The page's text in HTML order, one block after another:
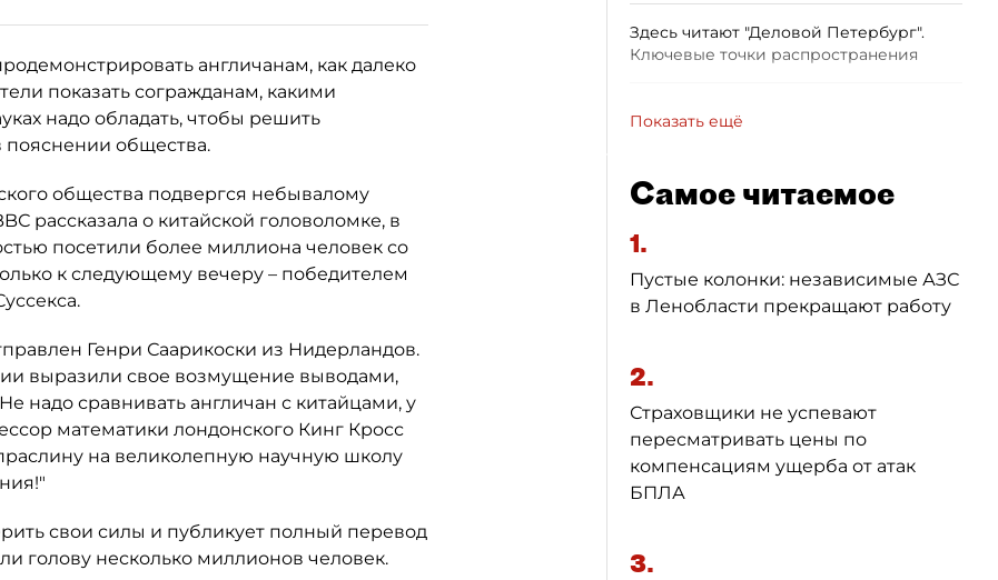
англичанам, как далеко
показать согражданам, какими
надо обладать, чтобы решить
пояснении общества.
общества подвергся небывалому
рассказала о китайской головоломке, в
посетили более миллиона человек со
к следующему вечеру – победителем
Генри Саарикоски из Нидерландов.
выразили свое возмущение выводами,
надо сравнивать англичан с китайцами, у
математики лондонского Кинг Кросс
на великолепную научную школу
свои силы и публикует полный перевод
голову несколько миллионов человек.
Здесь читают "Деловой Петербург".
Ключевые точки распространения
Показать ещё
Самое читаемое
1.
Пустые колонки: независимые АЗС
в Ленобласти прекращают работу
2.
Страховщики не успевают
пересматривать цены по
компенсациям ущерба от атак
БПЛА
3.